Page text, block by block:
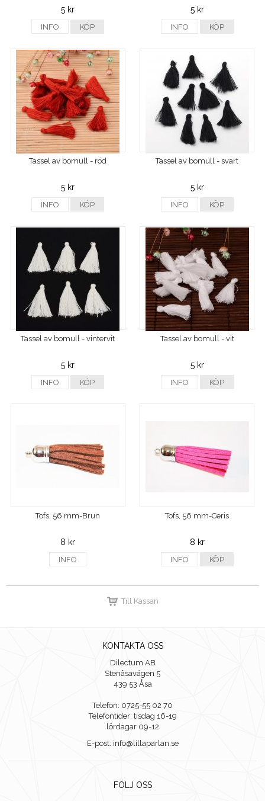
5 kr
INFO KÖP
5 kr
INFO KÖP
Tassel av bomull - röd
5 kr
INFO KÖP
Tassel av bomull - svart
5 kr
INFO KÖP
Tassel av bomull - vintervit
5 kr
INFO KÖP
Tassel av bomull - vit
5 kr
INFO KÖP
Tofs, 56 mm-Brun
8 kr
INFO
Tofs, 56 mm-Ceris
8 kr
INFO KÖP
Till Kassan
KONTAKTA OSS
Dilectum AB
Stenåsavägen 5
439 53 Åsa
Telefon: 0725-55 02 70
Telefontider: tisdag 16-19
lördagar 09-12
E-post: info@lillaparlan.se
FÖLJ OSS